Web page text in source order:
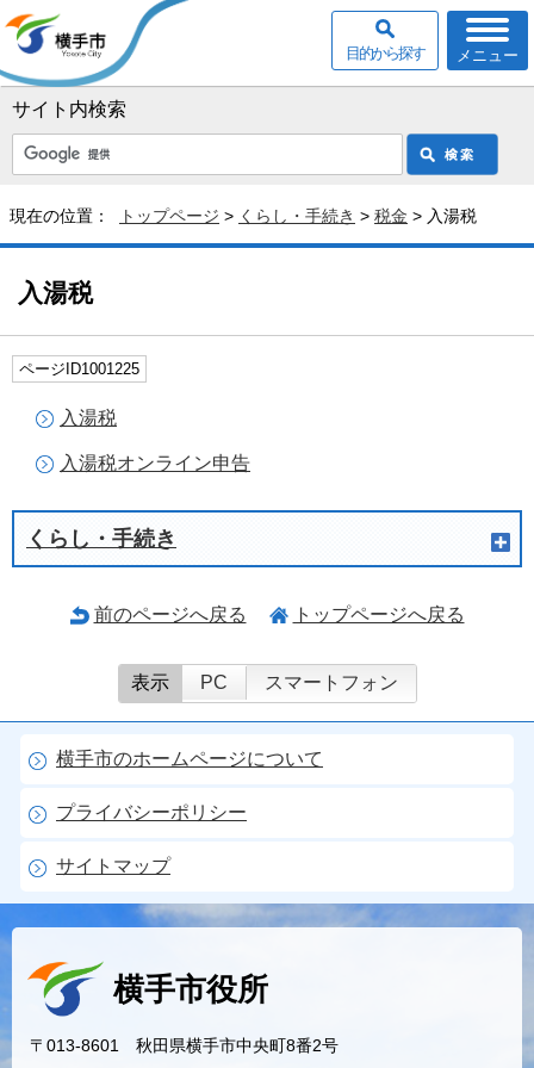
サイト内検索
メニュー
目的から探す
現在の位置： トップページ > くらし・手続き > 税金 > 入湯税
入湯税
ページID1001225
入湯税
入湯税オンライン申告
くらし・手続き
前のページへ戻る トップページへ戻る
表示 PC スマートフォン
横手市のホームページについて
プライバシーポリシー
サイトマップ
横手市役所
〒013-8601 秋田県横手市中央町8番2号